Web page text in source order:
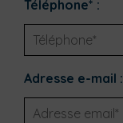
Téléphone* :
Adresse e-mail :